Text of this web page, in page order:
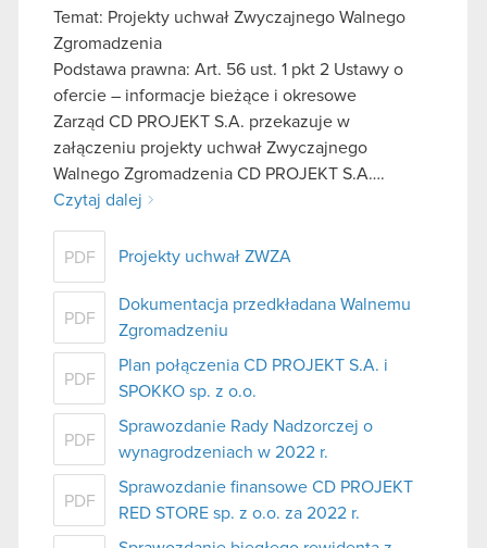
Temat: Projekty uchwał Zwyczajnego Walnego
Zgromadzenia
Podstawa prawna: Art. 56 ust. 1 pkt 2 Ustawy o
ofercie – informacje bieżące i okresowe
Zarząd CD PROJEKT S.A. przekazuje w
załączeniu projekty uchwał Zwyczajnego
Walnego Zgromadzenia CD PROJEKT S.A….
Czytaj dalej
PDF Projekty uchwał ZWZA
PDF
Dokumentacja przedkładana Walnemu
Zgromadzeniu
PDF
Plan połączenia CD PROJEKT S.A. i
SPOKKO sp. z o.o.
PDF
Sprawozdanie Rady Nadzorczej o
wynagrodzeniach w 2022 r.
PDF
Sprawozdanie finansowe CD PROJEKT
RED STORE sp. z o.o. za 2022 r.